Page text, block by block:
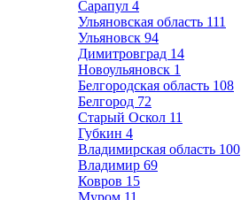
Сарапул 4
Ульяновская область 111
Ульяновск 94
Димитровград 14
Новоульяновск 1
Белгородская область 108
Белгород 72
Старый Оскол 11
Губкин 4
Владимирская область 100
Владимир 69
Ковров 15
Муром 11